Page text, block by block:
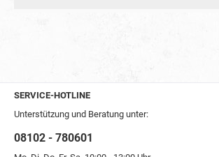
SERVICE-HOTLINE
Unterstützung und Beratung unter:
08102 - 780601